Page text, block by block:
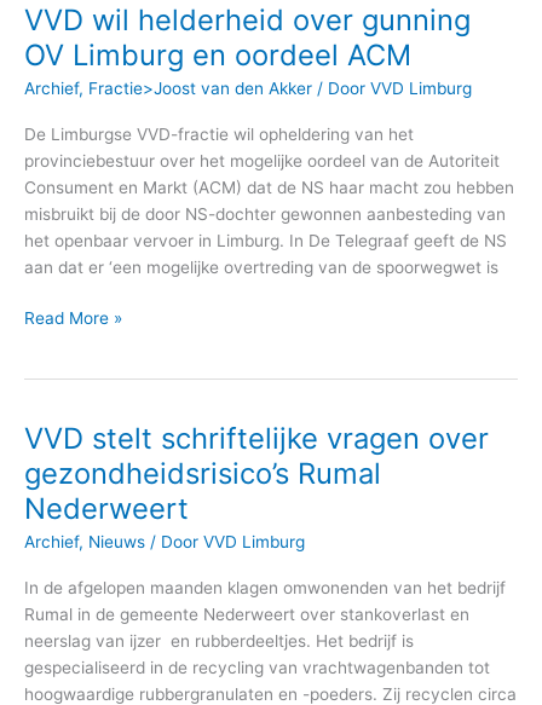
VVD wil helderheid over gunning
OV Limburg en oordeel ACM
Archief, Fractie>Joost van den Akker / Door VVD Limburg
De Limburgse VVD-fractie wil opheldering van het
provinciebestuur over het mogelijke oordeel van de Autoriteit
Consument en Markt (ACM) dat de NS haar macht zou hebben
misbruikt bij de door NS-dochter gewonnen aanbesteding van
het openbaar vervoer in Limburg. In De Telegraaf geeft de NS
aan dat er ‘een mogelijke overtreding van de spoorwegwet is
VVD
wil
helderheid
over
OV
Limburg
en
oordeel
ACM
Read More »
VVD stelt schriftelijke vragen over
gezondheidsrisico’s Rumal
Nederweert
Archief, Nieuws / Door VVD Limburg
In de afgelopen maanden klagen omwonenden van het bedrijf
Rumal in de gemeente Nederweert over stankoverlast en
neerslag van ijzer en rubberdeeltjes. Het bedrijf is
gespecialiseerd in de recycling van vrachtwagenbanden tot
hoogwaardige rubbergranulaten en -poeders. Zij recyclen circa
VVD
schriftelijke
vragen
over
Rumal
Nederweert